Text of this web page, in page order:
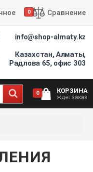
0 Сравнение
info@shop-almaty.kz
Казахстан, Алматы,
Радлова 65, офис 303
0 КОРЗИНА
ждёт заказ